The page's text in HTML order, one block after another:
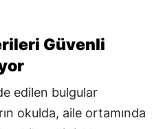
Güvenli
edilen bulgular
okulda, aile ortamında